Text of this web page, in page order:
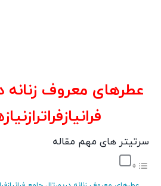
عطرهای معروف زنانه
سرتیتر های مهم مقاله